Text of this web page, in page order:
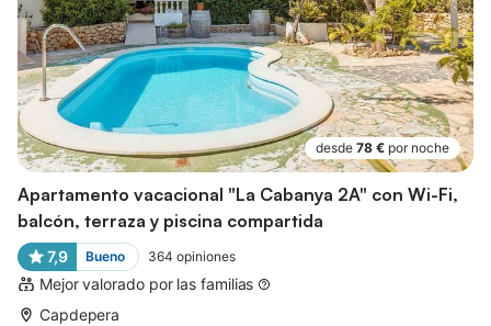
desde 78 € por noche
Apartamento vacacional "La Cabanya 2A" con Wi-Fi,
balcón, terraza y piscina compartida
7,9 Bueno 364 opiniones
Mejor valorado por las familias
Capdepera